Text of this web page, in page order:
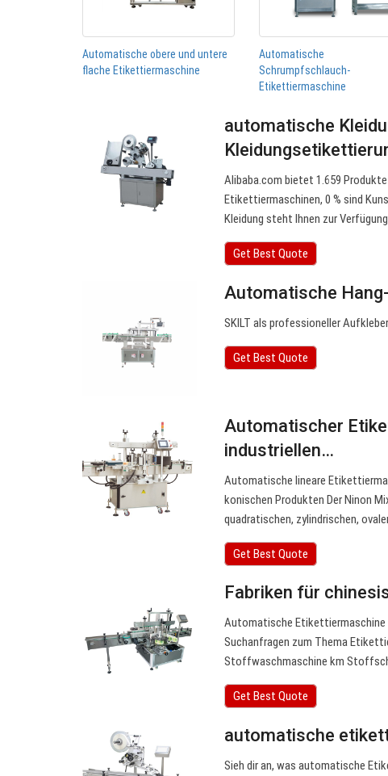
Automatische obere und untere
flache Etikettiermaschine
Automatische
Schrumpfschlauch-
Etikettiermaschine
automatische
Alibaba.com bietet 1.659
Etikettiermaschinen, 0 % sind
Kleidung steht Ihnen zur
Get Best Quote
Automatische
SKILT als professioneller
Get Best Quote
Automatischer
industriellen…
Automatische lineare
konischen Produkten Der Ninon
quadratischen, zylindrischen,
Get Best Quote
Fabriken für
Automatische Etikettiermaschine
Suchanfragen zum Thema
Stoffwaschmaschine km
Get Best Quote
automatische
Sieh dir an, was automatische